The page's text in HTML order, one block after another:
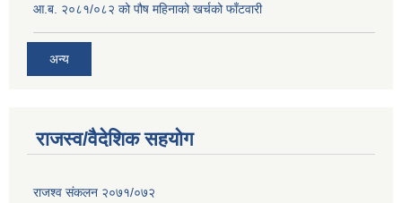
आ.ब. २०८१/०८२ को पौष महिनाको खर्चको फाँटवारी
अन्य
राजस्व/वैदेशिक सहयोग
राजश्व संकलन २०७१/०७२